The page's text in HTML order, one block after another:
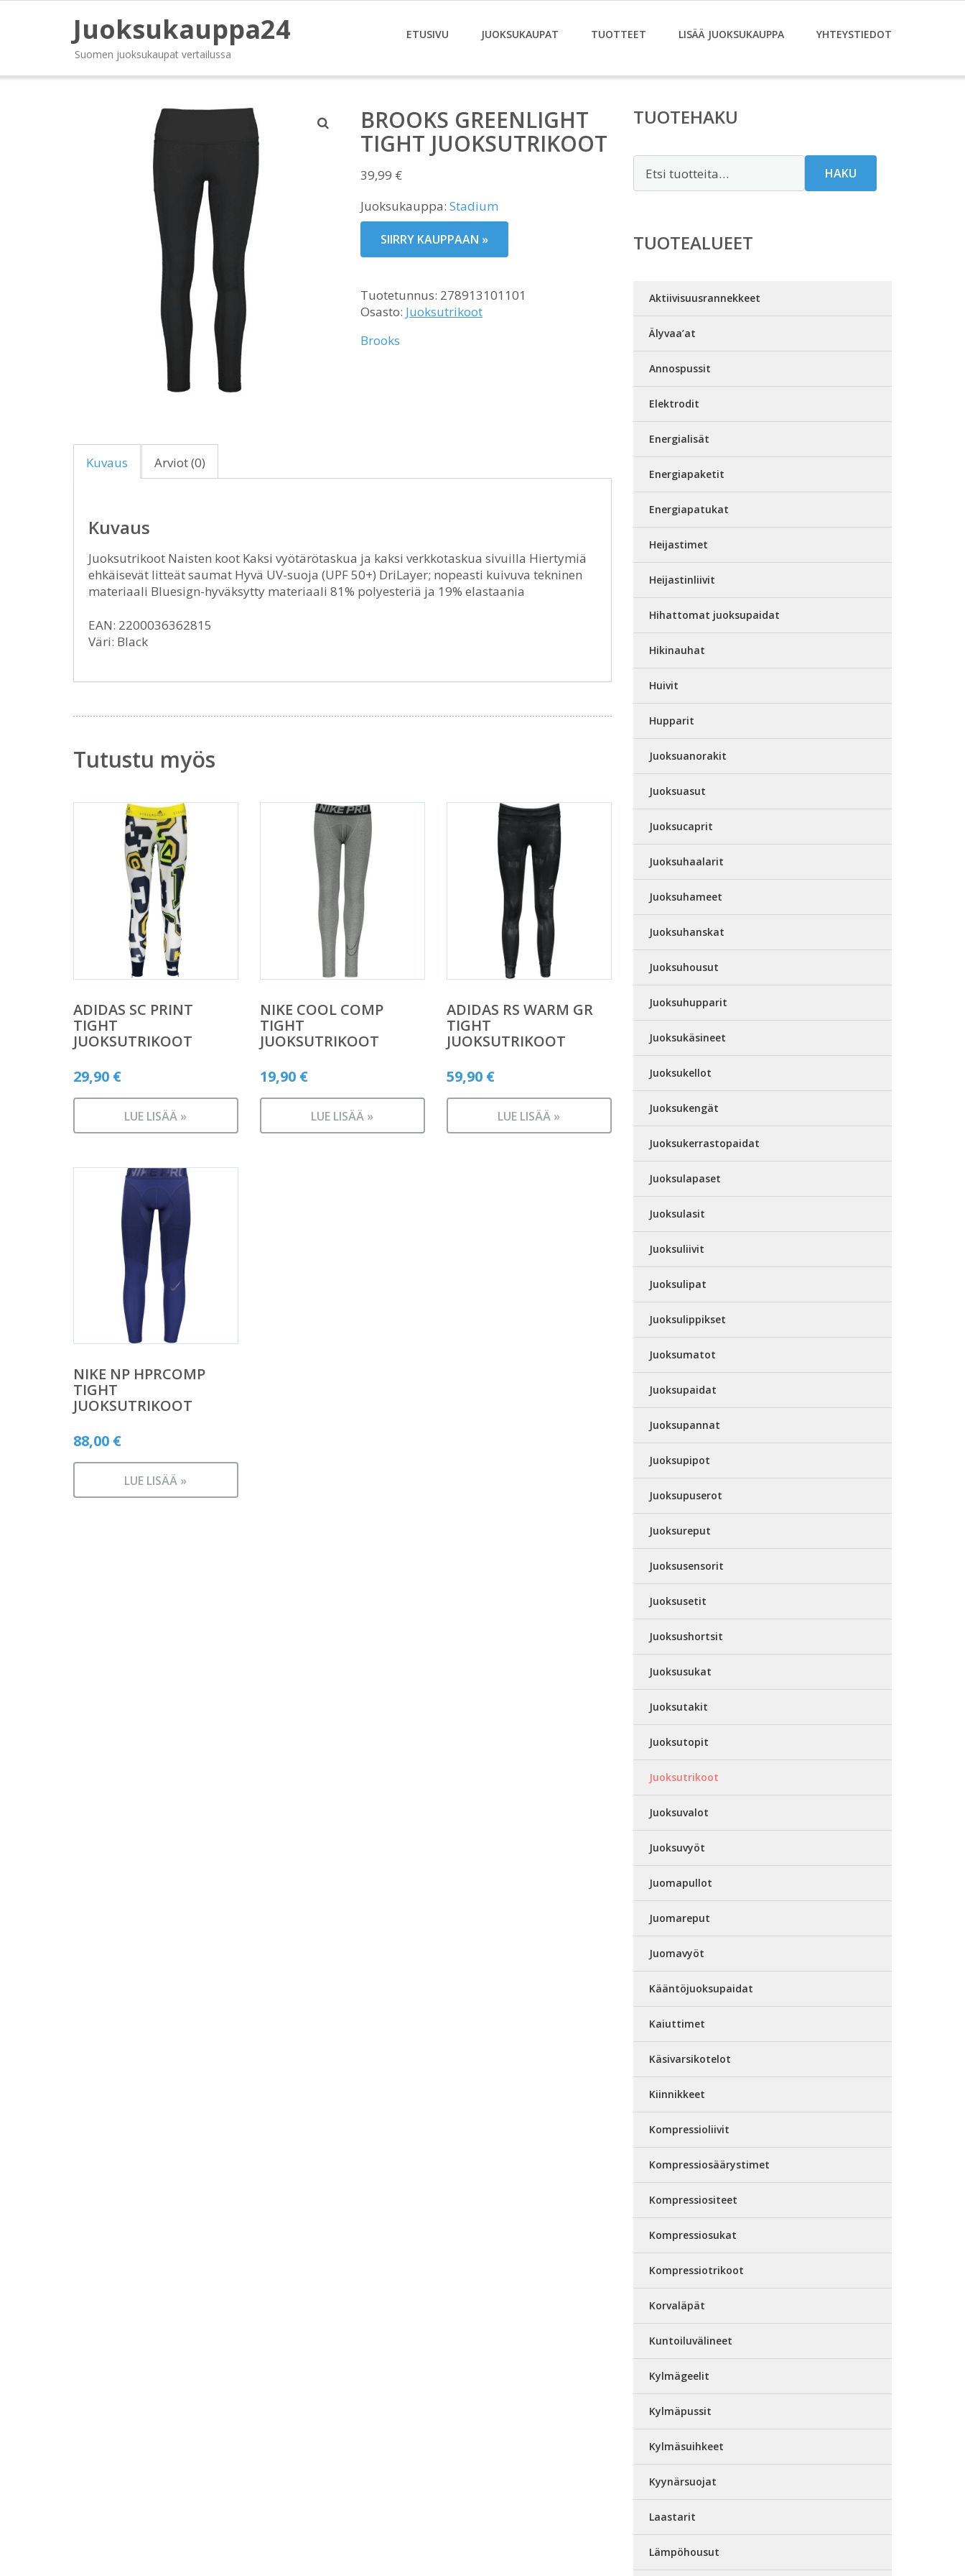
Juoksukauppa24
Suomen juoksukaupat vertailussa
ETUSIVU JUOKSUKAUPAT TUOTTEET LISÄÄ JUOKSUKAUPPA YHTEYSTIEDOT
BROOKS GREENLIGHT
TIGHT JUOKSUTRIKOOT
39,99 €
Juoksukauppa: Stadium
SIIRRY KAUPPAAN »
Tuotetunnus: 278913101101
Osasto: Juoksutrikoot
Brooks
Kuvaus Arviot (0)
Kuvaus
Juoksutrikoot Naisten koot Kaksi vyötärötaskua ja kaksi verkkotaskua sivuilla Hiertymiä
ehkäisevät litteät saumat Hyvä UV-suoja (UPF 50+) DriLayer; nopeasti kuivuva tekninen
materiaali Bluesign-hyväksytty materiaali 81% polyesteriä ja 19% elastaania
EAN: 2200036362815
Väri: Black
Tutustu myös
ADIDAS SC PRINT
TIGHT
JUOKSUTRIKOOT
29,90 €
LUE LISÄÄ »
NIKE COOL COMP
TIGHT
JUOKSUTRIKOOT
19,90 €
LUE LISÄÄ »
ADIDAS RS WARM GR
TIGHT
JUOKSUTRIKOOT
59,90 €
LUE LISÄÄ »
NIKE NP HPRCOMP
TIGHT
JUOKSUTRIKOOT
88,00 €
LUE LISÄÄ »
TUOTEHAKU
HAKU
TUOTEALUEET
Aktiivisuusrannekkeet
Älyvaa’at
Annospussit
Elektrodit
Energialisät
Energiapaketit
Energiapatukat
Heijastimet
Heijastinliivit
Hihattomat juoksupaidat
Hikinauhat
Huivit
Hupparit
Juoksuanorakit
Juoksuasut
Juoksucaprit
Juoksuhaalarit
Juoksuhameet
Juoksuhanskat
Juoksuhousut
Juoksuhupparit
Juoksukäsineet
Juoksukellot
Juoksukengät
Juoksukerrastopaidat
Juoksulapaset
Juoksulasit
Juoksuliivit
Juoksulipat
Juoksulippikset
Juoksumatot
Juoksupaidat
Juoksupannat
Juoksupipot
Juoksupuserot
Juoksureput
Juoksusensorit
Juoksusetit
Juoksushortsit
Juoksusukat
Juoksutakit
Juoksutopit
Juoksutrikoot
Juoksuvalot
Juoksuvyöt
Juomapullot
Juomareput
Juomavyöt
Kääntöjuoksupaidat
Kaiuttimet
Käsivarsikotelot
Kiinnikkeet
Kompressioliivit
Kompressiosäärystimet
Kompressiositeet
Kompressiosukat
Kompressiotrikoot
Korvaläpät
Kuntoiluvälineet
Kylmägeelit
Kylmäpussit
Kylmäsuihkeet
Kyynärsuojat
Laastarit
Lämpöhousut